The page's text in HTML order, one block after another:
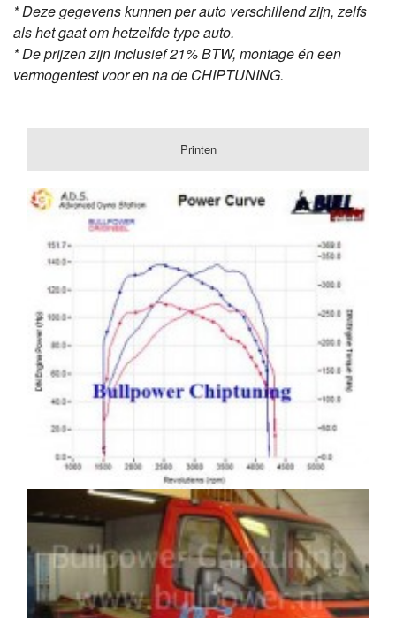
* Deze gegevens kunnen per auto verschillend zijn, zelfs
als het gaat om hetzelfde type auto.
* De prijzen zijn inclusief 21% BTW, montage én een
vermogentest voor en na de CHIPTUNING.
Printen